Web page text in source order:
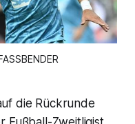
die Rückrunde